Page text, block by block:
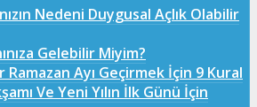
Nedeni Duygusal Açlık Olabilir
Gelebilir Miyim?
Ramazan Ayı Geçirmek İçin 9 Kural
Ve Yeni Yılın İlk Günü İçin